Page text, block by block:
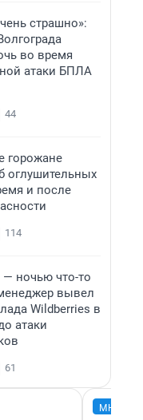
страшно»:
во время
атаки БПЛА
44
горожане
оглушительных
и после
114
— ночью что-то
вывел
Wildberries в
атаки
61